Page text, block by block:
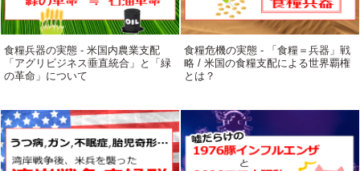
食糧兵器の実態 - 米国内農業支配
「アグリビジネス垂直統合」と「緑
の革命」について
食糧危機の実態 - 「食糧＝兵器」戦
略 / 米国の食糧支配による世界覇権
とは？